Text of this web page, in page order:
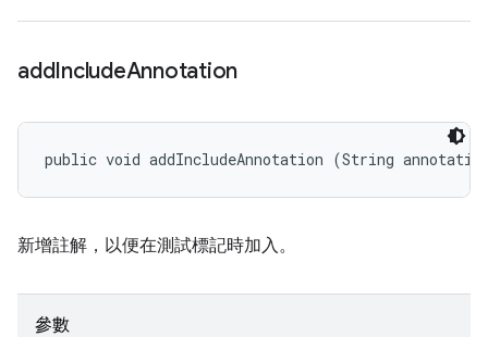
addIncludeAnnotation
public void addIncludeAnnotation (String
新增註解，以便在測試標記時加入。
參數